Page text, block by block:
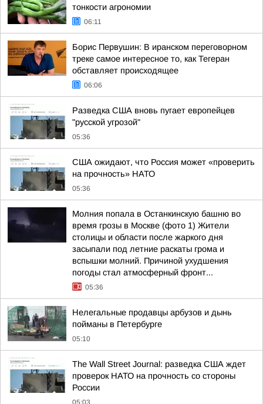
тонкости агрономии
06:11
Борис Первушин: В иранском переговорном
треке самое интересное то, как Тегеран
обставляет происходящее
06:06
Разведка США вновь пугает европейцев
"русской угрозой"
05:36
США ожидают, что Россия может «проверить
на прочность» НАТО
05:36
Молния попала в Останкинскую башню во
время грозы в Москве (фото 1) Жители
столицы и области после жаркого дня
засыпали под летние раскаты грома и
вспышки молний. Причиной ухудшения
погоды стал атмосферный фронт...
05:36
Нелегальные продавцы арбузов и дынь
пойманы в Петербурге
05:10
The Wall Street Journal: разведка США ждет
проверок НАТО на прочность со стороны
России
05:03